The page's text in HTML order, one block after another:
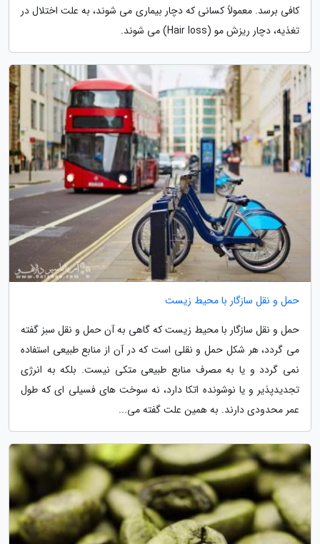
کافی برسد. معمولاً کسانی که دچار بیماری می شوند، به علت اختلال در
تغذیه، دچار ریزش مو (Hair loss) می شوند.
حمل و نقل سازگار با محیط زیست
حمل و نقل سازگار با محیط زیست که گاهی به آن حمل و نقل سبز گفته
می گردد، هر شکل حمل و نقلی است که در آن از منابع طبیعی استفاده
نمی گردد و یا به مصرف منابع طبیعی متکی نیست. بلکه به انرژی
تجدیدپذیر و یا نوشونده اتکا دارد، نه سوخت های فسیلی ای که طول
عمر محدودی دارند. به همین علت گفته می...